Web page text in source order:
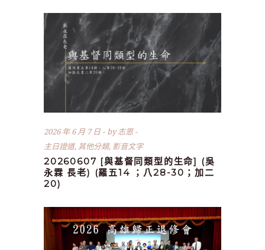
2026 年 6 月 7 日 by志恩
主日證道, 其他分類, 影音文字
20260607 [與基督同類型的生命] (吳
永霖 長老) (羅五14 ；八28-30；加二
20)